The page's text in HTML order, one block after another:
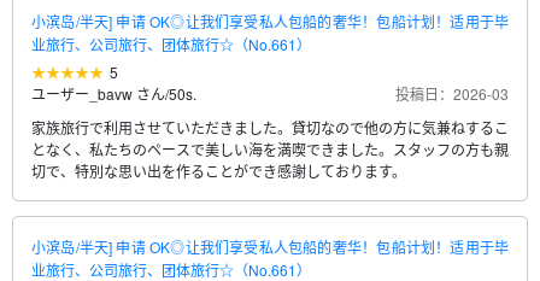
小滨岛/半天] 申请 OK◎让我们享受私人包船的奢华！包船计划！适用于毕
业旅行、公司旅行、团体旅行☆（No.661）
5
ユーザー_bavw さん/50s.
投稿日：2026-03
家族旅行で利用させていただきました。貸切なので他の方に気兼ねするこ
となく、私たちのペースで美しい海を満喫できました。スタッフの方も親
切で、特別な思い出を作ることができ感謝しております。
小滨岛/半天] 申请 OK◎让我们享受私人包船的奢华！包船计划！适用于毕
业旅行、公司旅行、团体旅行☆（No.661）